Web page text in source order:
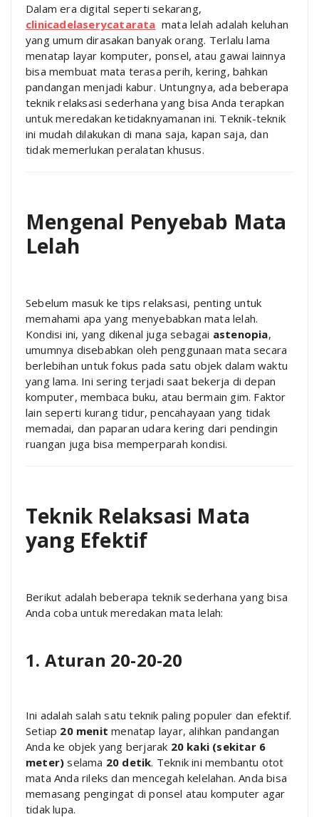
Dalam era digital seperti sekarang,
clinicadelaserycatarata mata lelah adalah keluhan
yang umum dirasakan banyak orang. Terlalu lama
menatap layar komputer, ponsel, atau gawai lainnya
bisa membuat mata terasa perih, kering, bahkan
pandangan menjadi kabur. Untungnya, ada beberapa
teknik relaksasi sederhana yang bisa Anda terapkan
untuk meredakan ketidaknyamanan ini. Teknik-teknik
ini mudah dilakukan di mana saja, kapan saja, dan
tidak memerlukan peralatan khusus.
Mengenal Penyebab Mata
Lelah
Sebelum masuk ke tips relaksasi, penting untuk
memahami apa yang menyebabkan mata lelah.
Kondisi ini, yang dikenal juga sebagai astenopia,
umumnya disebabkan oleh penggunaan mata secara
berlebihan untuk fokus pada satu objek dalam waktu
yang lama. Ini sering terjadi saat bekerja di depan
komputer, membaca buku, atau bermain gim. Faktor
lain seperti kurang tidur, pencahayaan yang tidak
memadai, dan paparan udara kering dari pendingin
ruangan juga bisa memperparah kondisi.
Teknik Relaksasi Mata
yang Efektif
Berikut adalah beberapa teknik sederhana yang bisa
Anda coba untuk meredakan mata lelah:
1. Aturan 20-20-20
Ini adalah salah satu teknik paling populer dan efektif.
Setiap 20 menit menatap layar, alihkan pandangan
Anda ke objek yang berjarak 20 kaki (sekitar 6
meter) selama 20 detik. Teknik ini membantu otot
mata Anda rileks dan mencegah kelelahan. Anda bisa
memasang pengingat di ponsel atau komputer agar
tidak lupa.